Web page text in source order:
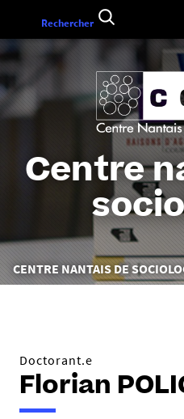
Centre
Vous
êtes
CENTRE NANTAIS DE
Rechercher
Doctorant.e
Florian